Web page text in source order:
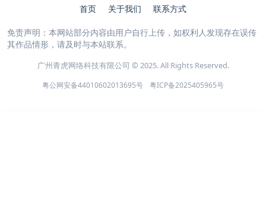
首页 关于我们 联系方式
免责声明：本网站部分内容由用户自行上传，如权利人发现存在误传
其作品情形，请及时与本站联系。
广州青虎网络科技有限公司 © 2025. All Rights Reserved.
粤公网安备44010602013695号 粤ICP备2025405965号